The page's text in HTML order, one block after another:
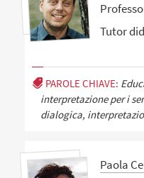
Tutor
PAROLE CHIAVE:
interpretazione per i
dialogica,
Paola